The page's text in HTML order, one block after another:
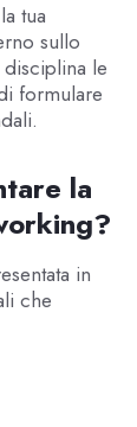
tua
sullo
le
formulare
la
in
che